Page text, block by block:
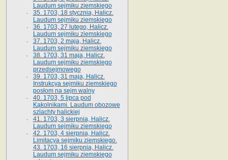
Laudum sejmiku ziemskiego
35. 1703, 18 stycznia, Halicz.
Laudum sejmiku ziemskiego
36. 1703, 27 lutego, Halicz.
Laudum sejmiku ziemskiego
37. 1703, 2 maja, Halicz.
Laudum sejmiku ziemskiego
38. 1703, 31 maja, Halicz.
Laudum sejmiku ziemskiego
przedsejmowego
39. 1703, 31 maja, Halicz.
Instrukcya sejmiku ziemskiego
posłom na sejm walny
40. 1703, 5 lipca pod
Kąkolnikami. Laudum obozowe
szlachty halickiej
41­. 1703, 3 sierpnia, Halicz.
Laudum sejmiku ziemskiego
42. 1703, 4 sierpnia, Halicz.
Limitacya sejmiku ziemskiego.
43. 1703, 16 sierpnia, Halicz.
Laudum sejmiku ziemskiego